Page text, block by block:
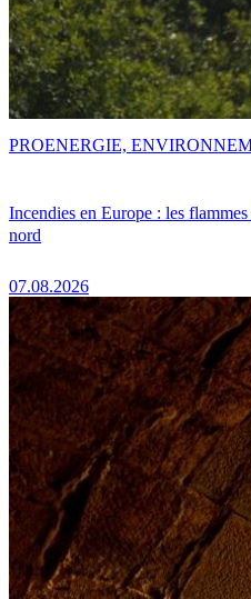
Incendies en Europe : les
nord
07.08.2026
PROENERGIE,